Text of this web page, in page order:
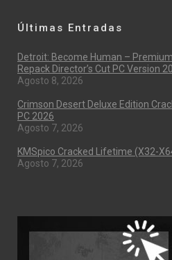
Últimas Entradas
Detroit: Become Human –
Repack Director’s Cut PC Version
Agosto 8, 2026
Crimson Desert Deluxe Edition
PC 2026
Agosto 7, 2026
KMSpico Cracked Lifetime (x32-
Agosto 7, 2026